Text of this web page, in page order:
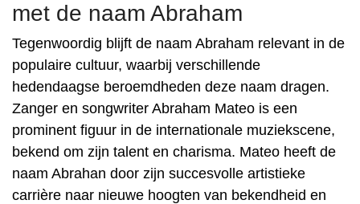
met de naam Abraham
Tegenwoordig blijft de naam Abraham relevant in de
populaire cultuur, waarbij verschillende
hedendaagse beroemdheden deze naam dragen.
Zanger en songwriter Abraham Mateo is een
prominent figuur in de internationale muziekscene,
bekend om zijn talent en charisma. Mateo heeft de
naam Abrahan door zijn succesvolle artistieke
carrière naar nieuwe hoogten van bekendheid en